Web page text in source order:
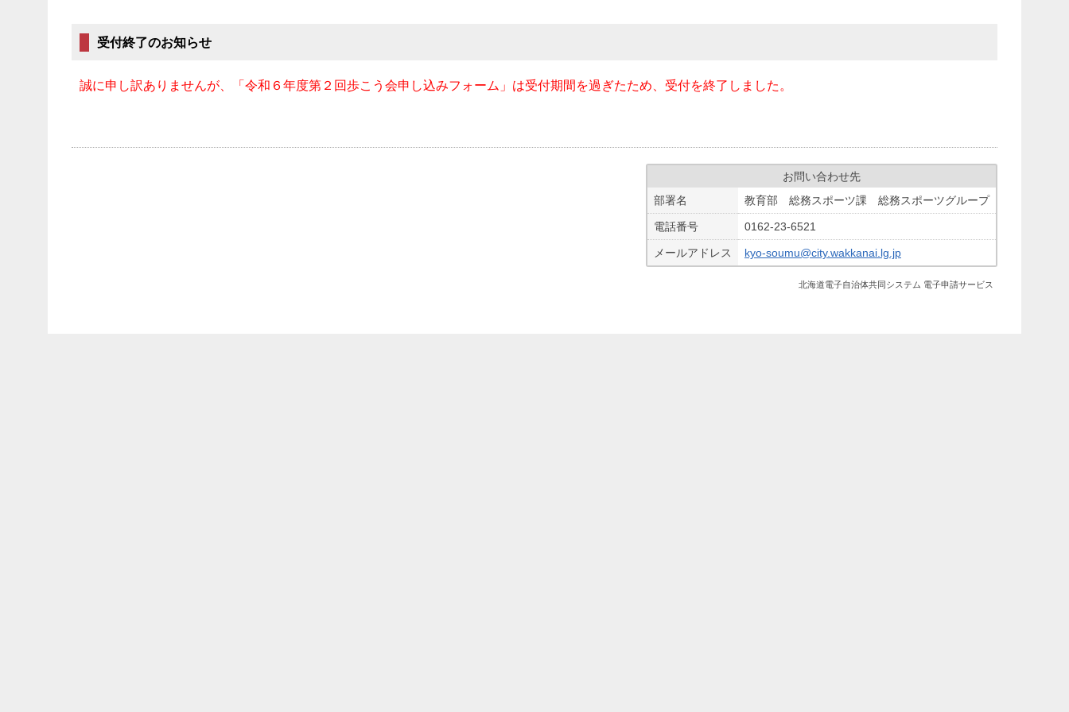
受付終了のお知らせ
誠に申し訳ありませんが、「令和６年度第２回歩こう会申し込みフォーム」は受付期間を過ぎたため、受付を終了しました。
お問い合わせ先
部署名
教育部 総務スポーツ課 総務スポーツグループ
電話番号 0162-23-6521
メールアドレス kyo-soumu@city.wakkanai.lg.jp
北海道電子自治体共同システム 電子申請サービス